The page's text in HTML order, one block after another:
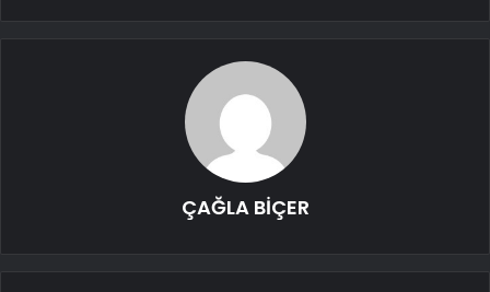
ÇAĞLA BİÇER